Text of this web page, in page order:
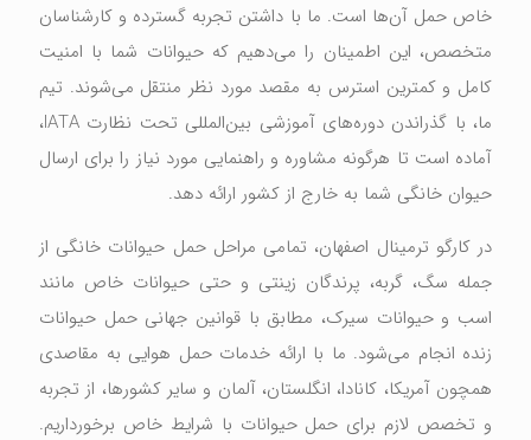
خاص حمل آن‌ها است. ما با داشتن تجربه گسترده و کارشناسان
متخصص، این اطمینان را می‌دهیم که حیوانات شما با امنیت
کامل و کمترین استرس به مقصد مورد نظر منتقل می‌شوند. تیم
ما، با گذراندن دوره‌های آموزشی بین‌المللی تحت نظارت IATA،
آماده است تا هرگونه مشاوره و راهنمایی مورد نیاز را برای ارسال
حیوان خانگی شما به خارج از کشور ارائه دهد.
در کارگو ترمینال اصفهان، تمامی مراحل حمل حیوانات خانگی از
جمله سگ، گربه، پرندگان زینتی و حتی حیوانات خاص مانند
اسب و حیوانات سیرک، مطابق با قوانین جهانی حمل حیوانات
زنده انجام می‌شود. ما با ارائه خدمات حمل هوایی به مقاصدی
همچون آمریکا، کانادا، انگلستان، آلمان و سایر کشورها، از تجربه
و تخصص لازم برای حمل حیوانات با شرایط خاص برخورداریم.